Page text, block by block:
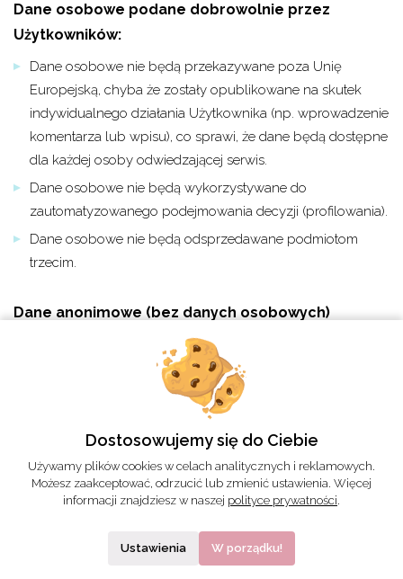
Dane osobowe podane dobrowolnie przez
Użytkowników:
Dane osobowe nie będą przekazywane poza Unię
Europejską, chyba że zostały opublikowane na skutek
indywidualnego działania Użytkownika (np. wprowadzenie
komentarza lub wpisu), co sprawi, że dane będą dostępne
dla każdej osoby odwiedzającej serwis.
Dane osobowe nie będą wykorzystywane do
zautomatyzowanego podejmowania decyzji (profilowania).
Dane osobowe nie będą odsprzedawane podmiotom
trzecim.
Dane anonimowe (bez danych osobowych)
gromadzone automatycznie:
Dane anonimiwe (bez danych osobowych) będą
przekazywane poza Unię Europejską.
Dane anonimiwe (bez danych osobowych) nie będą
wykorzystywane do zautomatyzowanego podejmowania
decyzji (profilowania).
Dane anonimiwe (bez danych osobowych) nie będą
Dostosowujemy się do Ciebie
Używamy plików cookies w celach analitycznych i reklamowych.
Możesz zaakceptować, odrzucić lub zmienić ustawienia. Więcej
informacji znajdziesz w naszej polityce prywatności.
Ustawienia W porządku!